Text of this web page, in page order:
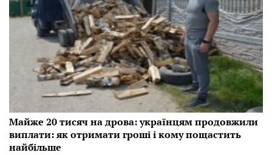
Майже 20 тисяч на дрова: українцям продовжили
виплати: як отримати гроші і кому пощастить
найбільше